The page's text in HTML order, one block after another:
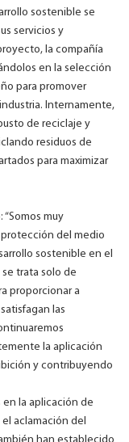
sostenible se
servicios y
la compañía
en la selección
para promover
Internamente,
de reciclaje y
residuos de
para maximizar
muy
del medio
sostenible en el
trata solo de
proporcionar a
las
la aplicación
y contribuyendo
en la aplicación de
aclamación del